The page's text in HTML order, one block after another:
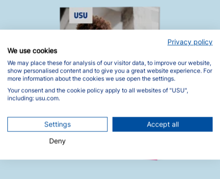
Privacy policy
We use cookies
We may place these for analysis of our visitor data, to improve our website,
show personalised content and to give you a great website experience. For
more information about the cookies we use open the settings.
Your consent and the cookie policy apply to all websites of "USU",
including: usu.com.
Settings Accept all
Deny